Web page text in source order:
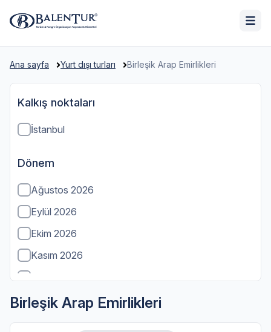
Ana sayfa Yurt dışı turları Birleşik Arap Emirlikleri
Kalkış noktaları
İstanbul
Dönem
Ağustos 2026
Eylül 2026
Ekim 2026
Kasım 2026
Ocak 2027
Şubat 2027
Birleşik Arap Emirlikleri